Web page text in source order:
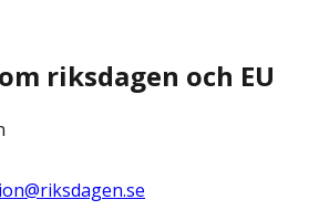
riksdagen och EU